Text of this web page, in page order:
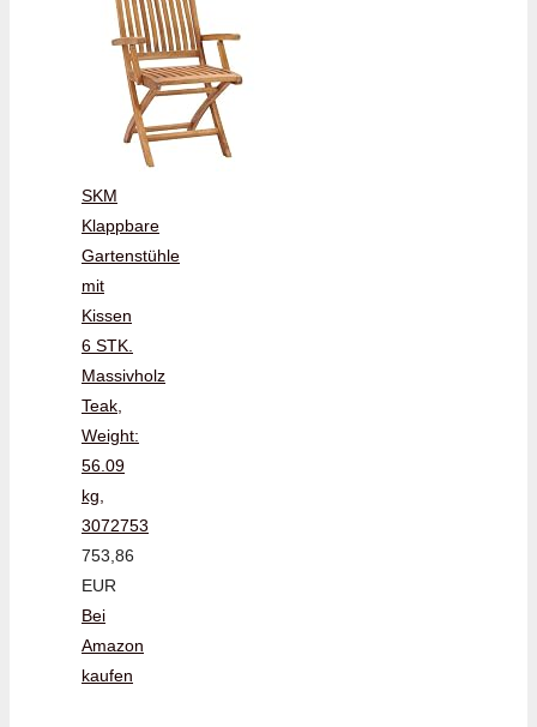
SKM
Klappbare
Gartenstühle
mit
Kissen
6 STK.
Massivholz
Teak,
Weight:
56.09
kg,
3072753
753,86
EUR
Bei
Amazon
kaufen